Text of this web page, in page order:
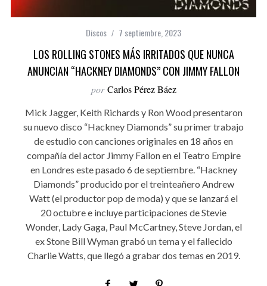
Discos 7 septiembre, 2023
LOS ROLLING STONES MÁS IRRITADOS QUE NUNCA
ANUNCIAN “HACKNEY DIAMONDS” CON JIMMY FALLON
por Carlos Pérez Báez
Mick Jagger, Keith Richards y Ron Wood presentaron
su nuevo disco “Hackney Diamonds” su primer trabajo
de estudio con canciones originales en 18 años en
compañía del actor Jimmy Fallon en el Teatro Empire
en Londres este pasado 6 de septiembre. “Hackney
Diamonds” producido por el treinteañero Andrew
Watt (el productor pop de moda) y que se lanzará el
20 octubre e incluye participaciones de Stevie
Wonder, Lady Gaga, Paul McCartney, Steve Jordan, el
ex Stone Bill Wyman grabó un tema y el fallecido
Charlie Watts, que llegó a grabar dos temas en 2019.